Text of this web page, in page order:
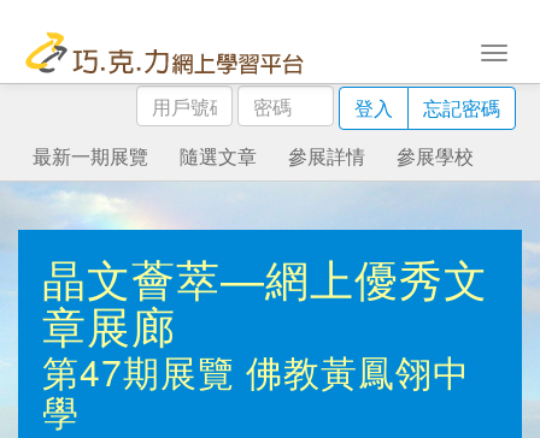
用
戶
號
碼
密
碼
登入
忘記密碼
最新一期展覽
隨選文章 參展詳情 參展學校
晶文薈萃—網上優秀文
章展廊
第47期展覽 佛教黃鳳翎中
學